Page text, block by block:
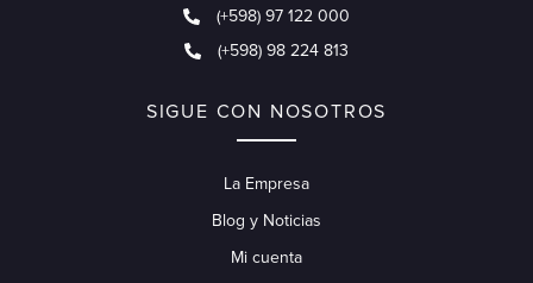
(+598) 97 122 000
(+598) 98 224 813
SIGUE CON NOSOTROS
La Empresa
Blog y Noticias
Mi cuenta